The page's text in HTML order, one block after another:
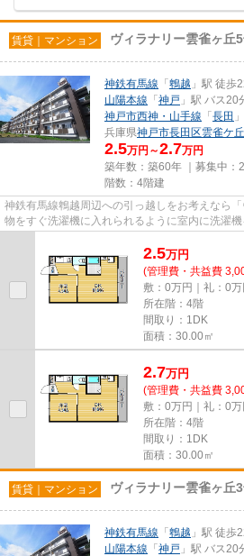
賃貸｜マンション ヴィラナリー雲雀ヶ丘
神鉄有馬線 「 鵯越 」駅 徒歩
山陽本線 「 神戸 」駅 バス20
神戸市西神・山手線 「 長田
兵庫県神戸市長田区雲雀ケ丘
2.5万円～2.7万円
築年数：築60年 ｜募集中：
階数：4階建
神鉄有馬線鵯越周辺への引っ越しをお考えなら
物をすぐ洗濯機に入れられるように室内に洗濯
2.5万円
(管理費・共益費
敷：0万円｜礼：0万
所在階：4階
間取り：1DK
面積：30.00㎡
2.7万円
(管理費・共益費
敷：0万円｜礼：0万
所在階：4階
間取り：1DK
面積：30.00㎡
賃貸｜マンション ヴィラナリー雲雀ヶ丘
神鉄有馬線 「 鵯越 」駅 徒歩
山陽本線 「 神戸 」駅 バス20